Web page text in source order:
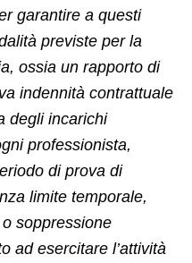
garantire a questi
previste per la
ossia un rapporto di
indennità contrattuale
degli incarichi
professionista,
di prova di
limite temporale,
soppressione
ad esercitare l’attività